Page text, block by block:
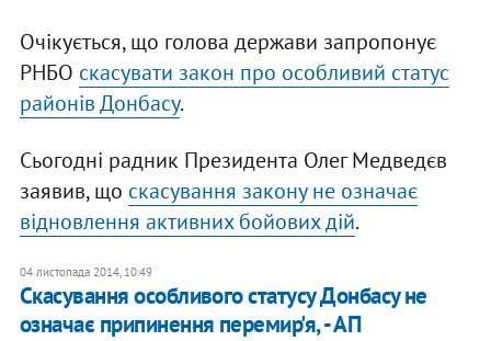
Очікується, що голова держави запропонує
РНБО скасувати закон про особливий статус
районів Донбасу.
Сьогодні радник Президента Олег Медведєв
заявив, що скасування закону не означає
відновлення активних бойових дій.
04 листопада 2014, 10:49
Скасування особливого статусу Донбасу не
означає припинення перемир'я, - АП